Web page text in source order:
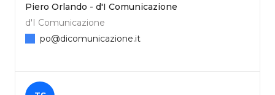
Piero Orlando - d'I Comunicazione
d'I Comunicazione
po@dicomunicazione.it